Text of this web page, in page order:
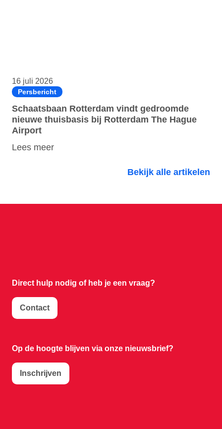
16 juli 2026
Persbericht
Schaatsbaan Rotterdam vindt gedroomde
nieuwe thuisbasis bij Rotterdam The Hague
Airport
Lees meer
Bekijk alle artikelen
Direct hulp nodig ofheb je een vraag?
Contact
Op de hoogte blijven via onze nieuwsbrief?
Inschrijven